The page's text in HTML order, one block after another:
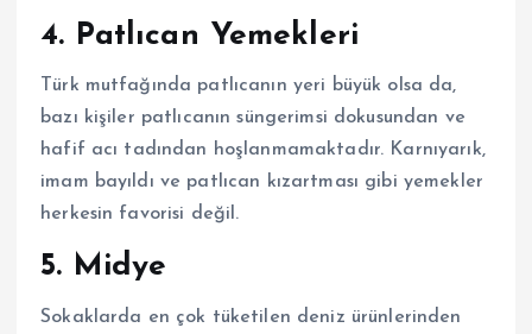
4. Patlıcan Yemekleri
Türk mutfağında patlıcanın yeri büyük olsa da,
bazı kişiler patlıcanın süngerimsi dokusundan ve
hafif acı tadından hoşlanmamaktadır. Karnıyarık,
imam bayıldı ve patlıcan kızartması gibi yemekler
herkesin favorisi değil.
5. Midye
Sokaklarda en çok tüketilen deniz ürünlerinden